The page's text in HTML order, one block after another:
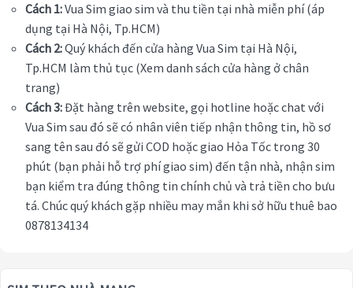
Cách 1:Vua Sim giao sim và thu tiền tại nhà miễn phí (áp
dụng tại Hà Nội, Tp.HCM)
Cách 2:Quý khách đến cửa hàng Vua Sim tại Hà Nội,
Tp.HCM làm thủ tục (Xem danh sách cửa hàng ở chân
trang)
Cách 3:Đặt hàng trên website, gọi hotline hoặc chat với
Vua Sim sau đó sẽ có nhân viên tiếp nhận thông tin, hồ sơ
sang tên sau đó sẽ gửi COD hoặc giao Hỏa Tốc trong 30
phút (bạn phải hỗ trợ phí giao sim) đến tận nhà, nhận sim
bạn kiểm tra đúng thông tin chính chủ và trả tiền cho bưu
tá. Chúc quý khách gặp nhiều may mắn khi sở hữu thuê bao
0878134134